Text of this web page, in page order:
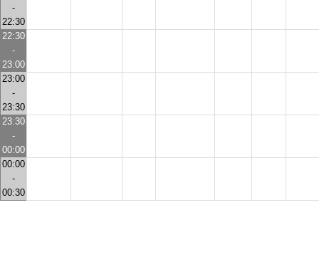
-
22:30
22:30
-
23:00
23:00
-
23:30
23:30
-
00:00
00:00
-
00:30